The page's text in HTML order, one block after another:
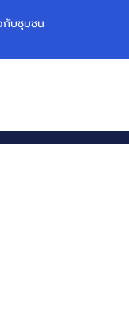
กับชุมชน